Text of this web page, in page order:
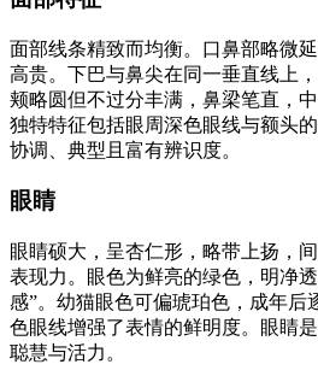
面部线条精致而均衡。口鼻部略微
高贵。下巴与鼻尖在同一垂直线上
颊略圆但不过分丰满，鼻梁笔直，
独特特征包括眼周深色眼线与额头
协调、典型且富有辨识度。
眼睛
眼睛硕大，呈杏仁形，略带上扬，
表现力。眼色为鲜亮的绿色，明净
感”。幼猫眼色可偏琥珀色，成年后
色眼线增强了表情的鲜明度。眼睛
聪慧与活力。